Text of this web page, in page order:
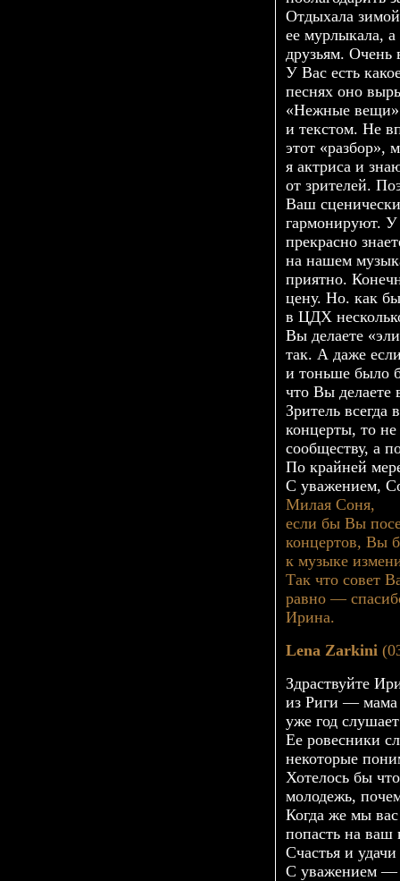
Отдыхала
ее мурлыкала,
друзьям. Очень
У Вас есть
песнях оно
«Нежные вещи»
и текстом. Не
этот «разбор»,
я актриса и
от зрителей.
Ваш
гармонируют. У
прекрасно
на нашем
приятно.
цену. Но. как
в ЦДХ
Вы делаете
так. А даже
и тоньше было
что Вы делаете
Зритель
концерты, то
сообществу, а
По крайней
С уважением,
Милая Соня,
если бы Вы
концертов, Вы
к музыке
Так что совет
равно —
Ирина.
Lena Zarkini
Здраствуйте
из Риги — мама
уже год
Ее ровесники
некоторые
Хотелось бы
молодежь,
Когда же мы
попасть на ваш
Счастья и
С уважением —